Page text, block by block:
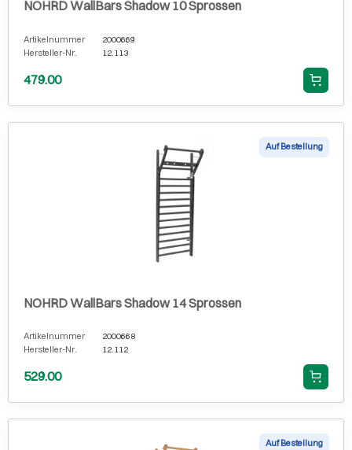
NOHRD WallBars Shadow 10 Sprossen
Artikelnummer
2000669
Hersteller-Nr.
12.113
479.00
Auf Bestellung
NOHRD WallBars Shadow 14 Sprossen
Artikelnummer
2000668
Hersteller-Nr.
12.112
529.00
Auf Bestellung